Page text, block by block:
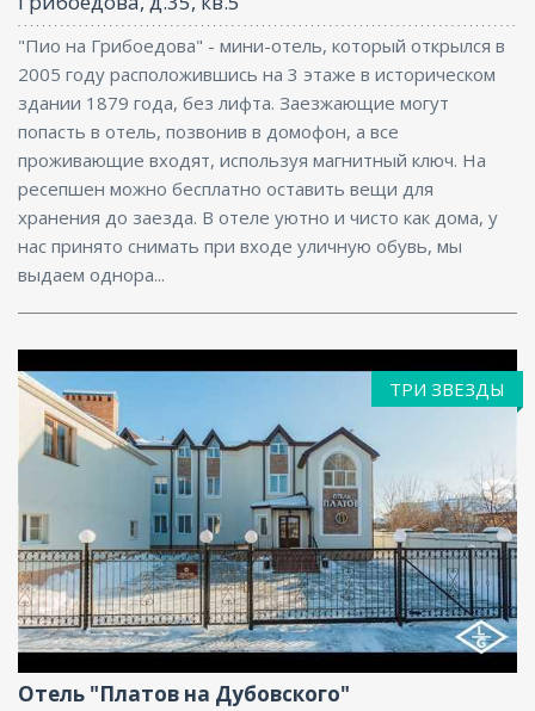
"Пио на Грибоедова" - мини-отель, который открылся в
2005 году расположившись на 3 этаже в историческом
здании 1879 года, без лифта. Заезжающие могут
попасть в отель, позвонив в домофон, а все
проживающие входят, используя магнитный ключ. На
ресепшен можно бесплатно оставить вещи для
хранения до заезда. В отеле уютно и чисто как дома, у
нас принято снимать при входе уличную обувь, мы
выдаем однора...
Парковка, Интернет, Бизнес-центр, Конференц-
зал
ТРИ ЗВЕЗДЫ
Отель "Платов на Дубовского"